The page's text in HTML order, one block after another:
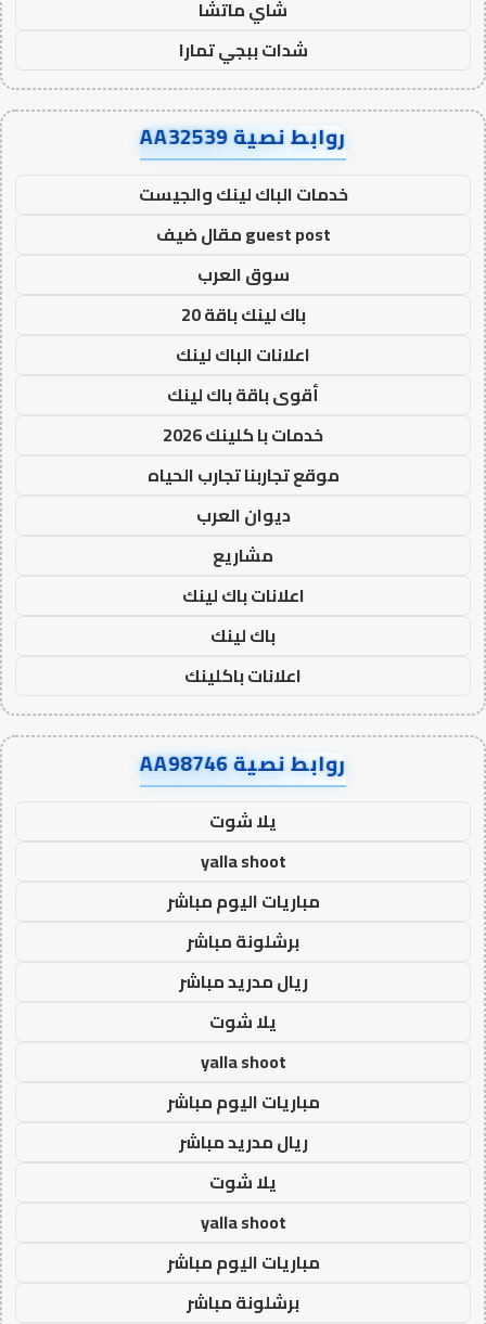
شاي ماتشا
شدات ببجي تمارا
روابط نصية AA32539
خدمات الباك لينك والجيست
guest post مقال ضيف
سوق العرب
باك لينك باقة 20
اعلانات الباك لينك
أقوى باقة باك لينك
خدمات با كلينك 2026
موقع تجاربنا تجارب الحياه
ديوان العرب
مشاريع
اعلانات باك لينك
باك لينك
اعلانات باكلينك
روابط نصية AA98746
يلا شوت
yalla shoot
مباريات اليوم مباشر
برشلونة مباشر
ريال مدريد مباشر
يلا شوت
yalla shoot
مباريات اليوم مباشر
ريال مدريد مباشر
يلا شوت
yalla shoot
مباريات اليوم مباشر
برشلونة مباشر